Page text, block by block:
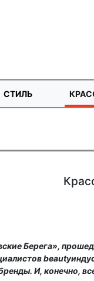
СТИЛЬ
Берега»,
И, конечно,